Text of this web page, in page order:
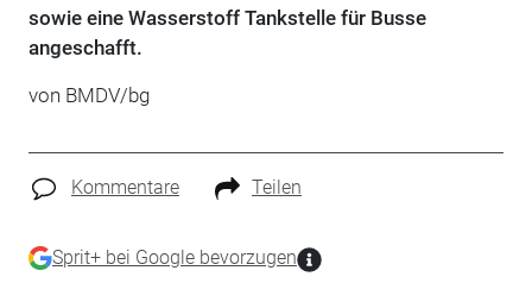
sowie eine Wasserstoff Tankstelle für Busse
angeschafft.
von BMDV/bg
Kommentare Teilen
Sprit+ bei Google bevorzugen